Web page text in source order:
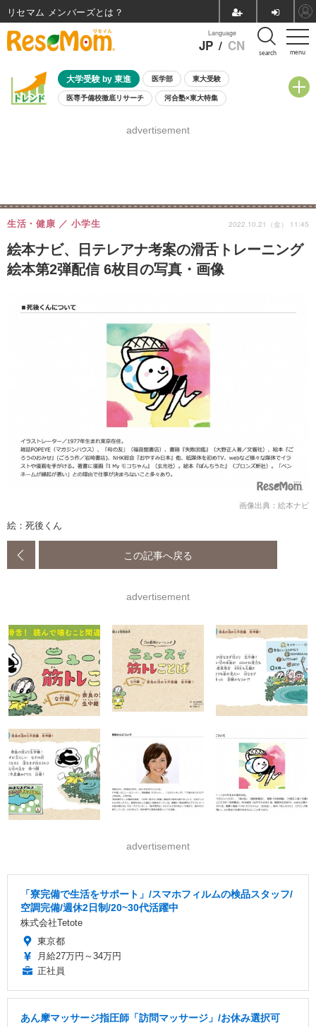
menu
Language
JP / CN search
大学受験 by 東進 医学部 東大受験
医専予備校徹底リサーチ 河合塾×東大特集
8月開催学校説明会・相談会
advertisement
絵本ナビ、日テレアナ考案の滑舌トレーニング
絵本第2弾配信 6枚目の写真・画像
生活・健康 小学生 2022.10.21（金） 11:45
画像出典：絵本ナビ
絵：死後くん
この記事へ戻る
advertisement
advertisement
「寮完備で生活をサポート」/スマホフィルムの検品スタッフ/
空調完備/週休2日制/20~30代活躍中
株式会社Tetote
東京都
月給27万円～34万円
正社員
あん摩マッサージ指圧師「訪問マッサージ」/お休み選択可
リセマム メンバーズ